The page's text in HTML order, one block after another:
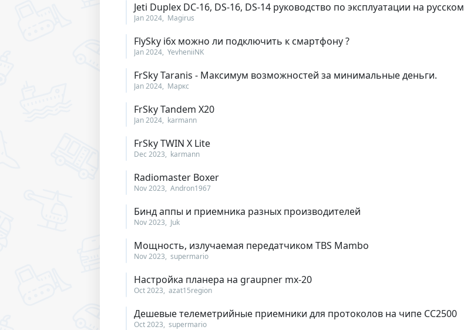
Jeti Duplex DC-16, DS-16, DS-14 руководство по эксплуатации на русском
Jan 2024 Magirus
FlySky i6x можно ли подключить к смартфону ?
Jan 2024 YevheniiNK
FrSky Taranis - Максимум возможностей за минимальные деньги.
Jan 2024 Маркс
FrSky Tandem X20
Jan 2024 karmann
FrSky TWIN X Lite
Dec 2023 karmann
Radiomaster Boxer
Nov 2023 Andron1967
Бинд аппы и приемника разных производителей
Nov 2023 Juk
Мощность, излучаемая передатчиком TBS Mambo
Nov 2023 supermario
Настройка планера на graupner mx-20
Oct 2023 azat15region
Дешевые телеметрийные приемники для протоколов на чипе СС2500
Oct 2023 supermario